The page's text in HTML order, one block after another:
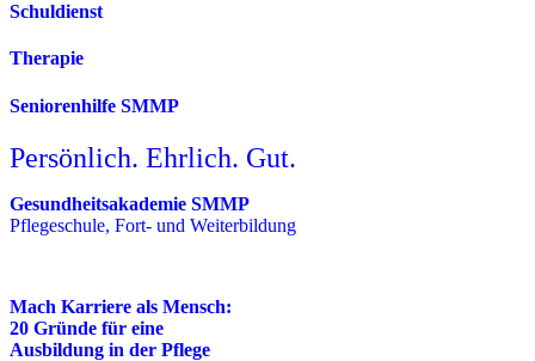
Schuldienst
Therapie
Seniorenhilfe SMMP
Persönlich. Ehrlich. Gut.
Gesundheitsakademie SMMP
Pflegeschule, Fort- und Weiterbildung
Mach Karriere als Mensch:
20 Gründe für eine
Ausbildung in der Pflege